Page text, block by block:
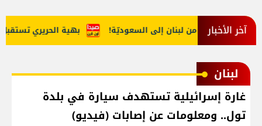
آخر الأخبار بهية الحريري تستقبل مخدّرات من لبنان إلى السعوديّة!
لبنان
غارة إسرائيلية تستهدف سيارة في بلدة
تول.. ومعلومات عن إصابات (فيديو)